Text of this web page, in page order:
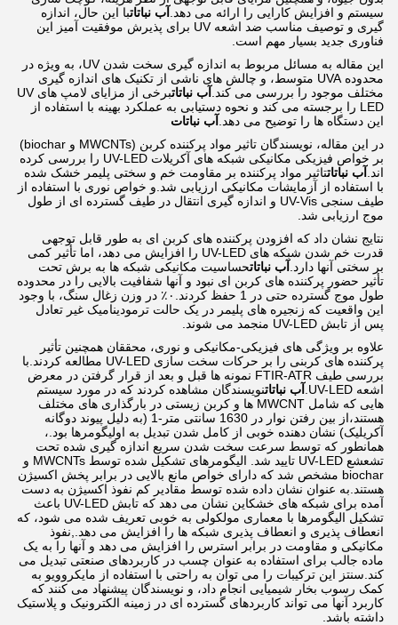
سیستم و افزایش کارایی را ارائه می دهد.
آب نباتاتبا این حال، اندازه
گیری و توصیف مناسب ضد اشعه UV برای پذیرش موفقیت آمیز این
فناوری جدید بسیار مهم است.
این مقاله به مسائل مربوط به اندازه گیری سخت شدن UV، به ویژه در
محدوده UVA متوسط، و چالش های ناشی از تکنیک های اندازه گیری
مختلف موجود را بررسی می کند.
آب نباتات
برخی از مزایای لامپ های UV
LED را برجسته می کند و نحوه دستیابی به عملکرد بهینه با استفاده از
این دستگاه ها را توضیح می دهد.
آب نباتات
در این مقاله، نویسندگان تاثیر مواد پرکننده کربن (MWCNTs و biochar)
بر خواص فیزیکی مکانیکی شبکه های آکریلات UV-LED را بررسی کرده
اند.
آب نباتاتتاثیر مواد پرکننده بر مقاومت خم و سختی پلیمر خشک شده
با استفاده از آزمایشات مکانیکی ارزیابی شد.و خواص نوری با استفاده از
طیف سنجی UV-Vis و اندازه گیری انتقال در طیف گسترده ای از طول
موج ارزیابی شد.
نتایج نشان داد که افزودن پرکننده های کربن ای به طور قابل توجهی
قدرت خم شدن شبکه های UV-LED را افزایش می دهد، اما تأثیر کمی
بر سختی آنها دارد.
آب نباتاتحساسیت مکانیکی شبکه ها به برش تحت
تأثیر حضور پرکننده های کربن ای نبود و آنها شفافیت بالایی را در محدوده
طول موج گسترده حتی در 1 حفظ کردند.۰٪ در وزن زغال سنگ، با وجود
این واقعیت که زنجیره های پلیمر در یک حالت ترمودینامیک غیر تعادل
پس از تابش UV-LED منجمد می شوند.
علاوه بر ویژگی های فیزیکی-مکانیکی و نوری، محققان همچنین تأثیر
پرکننده های کربنی را بر حرکات سخت سازی UV-LED مطالعه کردند.با
بررسی طیف FTIR-ATR نمونه ها قبل و بعد از قرار گرفتن در معرض
اشعه UV-LED.
آب نباتاتنویسندگان مشاهده کردند که در مورد سیستم
هایی که شامل MWCNT ها و کربن زیستی در بارگذاری های مختلف
هستند،از بین رفتن نوار در 1630 سانتی متر-1 (به دلیل پیوند دوگانه
آکریلیک) نشان دهنده خوبی از کامل شدن تبدیل به اولیگومرها بود.،
همانطور که توسط سرعت سخت شدن سریع اندازه گیری شده تحت
تشعشع UV-LED تایید شد. الیگومرهای تشکیل شده توسط MWCNTs و
biochar مشخص شد که دارای خواص مانع بالایی در برابر پخش اکسیژن
هستند.به عنوان نشان داده شده توسط مقادیر کم نفوذ اکسیژن به دست
آمده برای شبکه های خشکاین نشان می دهد که تابش UV-LED باعث
تشکیل الیگومرها با معماری مولکولی به خوبی تعریف شده می شود، که
انعطاف پذیری و انعطاف پذیری شبکه ها را افزایش می دهد.,نفوذ
مکانیکی و مقاومت در برابر استرس را افزایش می دهد و آنها را به یک
ماده جالب برای استفاده به عنوان چسب در کاربردهای صنعتی تبدیل می
کند.سنتز این ترکیبات را می توان به راحتی با استفاده از مایکروویو به
کمک رسوب بخار شیمیایی انجام داد، و نویسندگان پیشنهاد می کنند که
کاربرد آنها می تواند کاربردهای گسترده ای در زمینه الکترونیک و پلاستیک
داشته باشد.